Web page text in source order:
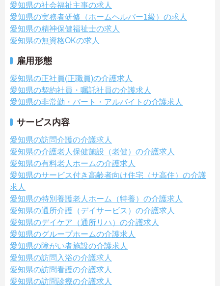
愛知県の社会福祉主事の求人
愛知県の実務者研修（ホームヘルパー1級）の求人
愛知県の精神保健福祉士の求人
愛知県の無資格OKの求人
雇用形態
愛知県の正社員(正職員)の介護求人
愛知県の契約社員・嘱託社員の介護求人
愛知県の非常勤・パート・アルバイトの介護求人
サービス内容
愛知県の訪問介護の介護求人
愛知県の介護老人保健施設（老健）の介護求人
愛知県の有料老人ホームの介護求人
愛知県のサービス付き高齢者向け住宅（サ高住）の介護
求人
愛知県の特別養護老人ホーム（特養）の介護求人
愛知県の通所介護（デイサービス）の介護求人
愛知県のデイケア（通所リハ）の介護求人
愛知県のグループホームの介護求人
愛知県の障がい者施設の介護求人
愛知県の訪問入浴の介護求人
愛知県の訪問看護の介護求人
愛知県の訪問診療の介護求人